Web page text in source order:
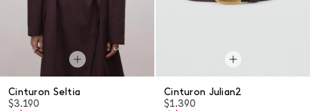
Cinturon Seltia
$3.190
Cinturon Julian2
$1.390